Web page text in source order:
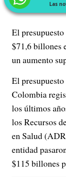
Las
El
$71,6 billones
un aumento
El
Colombia
los últimos
los Recursos
en Salud
entidad
$115 billones